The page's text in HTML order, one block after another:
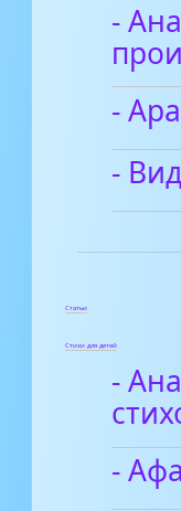
-
-
-
Статьи
Стихи для детей
-
-